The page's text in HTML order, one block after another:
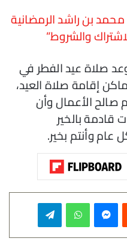
بن راشد الرمضانية
صلاة عيد الفطر في
إقامة صلاة العيد،
صالح الأعمال وأن
قادمة بالخير
وأنتم بخير.
واتساب